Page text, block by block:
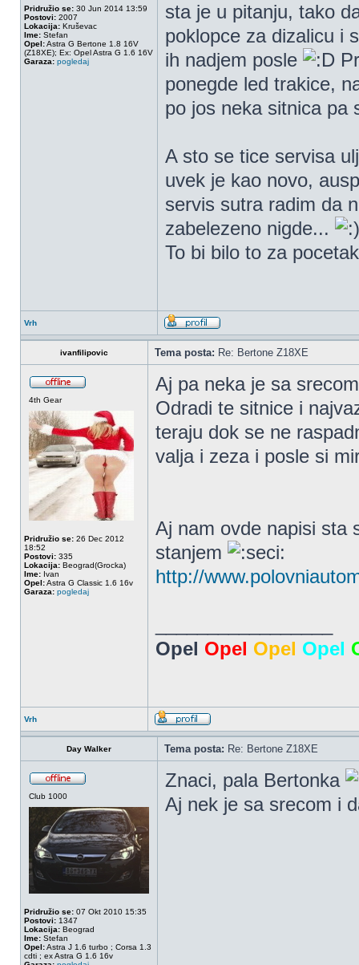
Pridružio se: 30 Jun 2014 13:59
Postovi: 2007
Lokacija: Kruševac
Ime: Stefan
Opel:Astra G Bertone 1.8 16V
(Z18XE); Ex: Opel Astra G 1.6 16V
Garaza: pogledaj
sta je u pitanju, tako
poklopce za dizalicu i
ih nadjem posle
ponegde led trakice,
po jos neka sitnica pa
A sto se tice servisa
uvek je kao novo,
servis sutra radim da
zabelezeno nigde...
To bi bilo to za
Vrh
ivanfilipovic Tema posta: Re: Bertone Z18XE
4th Gear
Pridružio se: 26 Dec 2012
18:52
Postovi: 335
Lokacija: Beograd(Grocka)
Ime: Ivan
Opel:Astra G Classic 1.6 16v
Garaza: pogledaj
Aj pa neka je sa
Odradi te sitnice i
teraju dok se ne
valja i zeza i posle si
Aj nam ovde napisi sta
stanjem
http://
Opel Opel Opel Opel
Vrh
Day Walker Tema posta: Re: Bertone Z18XE
Club 1000
Pridružio se: 07 Okt 2010 15:35
Postovi: 1347
Lokacija: Beograd
Ime: Stefan
Opel:Astra J 1.6 turbo ; Corsa 1.3
cdti ; ex Astra G 1.6 16v
Znaci, pala Bertonka
Aj nek je sa srecom i